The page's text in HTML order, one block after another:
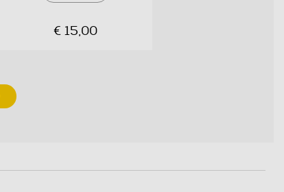
€ 15,00